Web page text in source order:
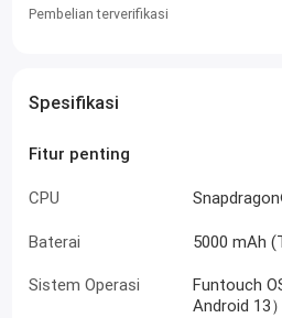
Pembelian terverifikasi
Spesifikasi
Fitur penting
CPU
Baterai 5000 mAh
Sistem Operasi
Funtouch
Android 13）